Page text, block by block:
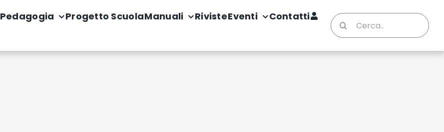
Pedagogia Progetto ScuolaManuali RivisteEventi Contatti
Cerca
per: